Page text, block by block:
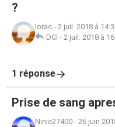
?
lorac - 2 juil. 2018 à
DCI - 2 juil. 2018 à
1 réponse
Prise de sang
Ninie27400 - 26 juin